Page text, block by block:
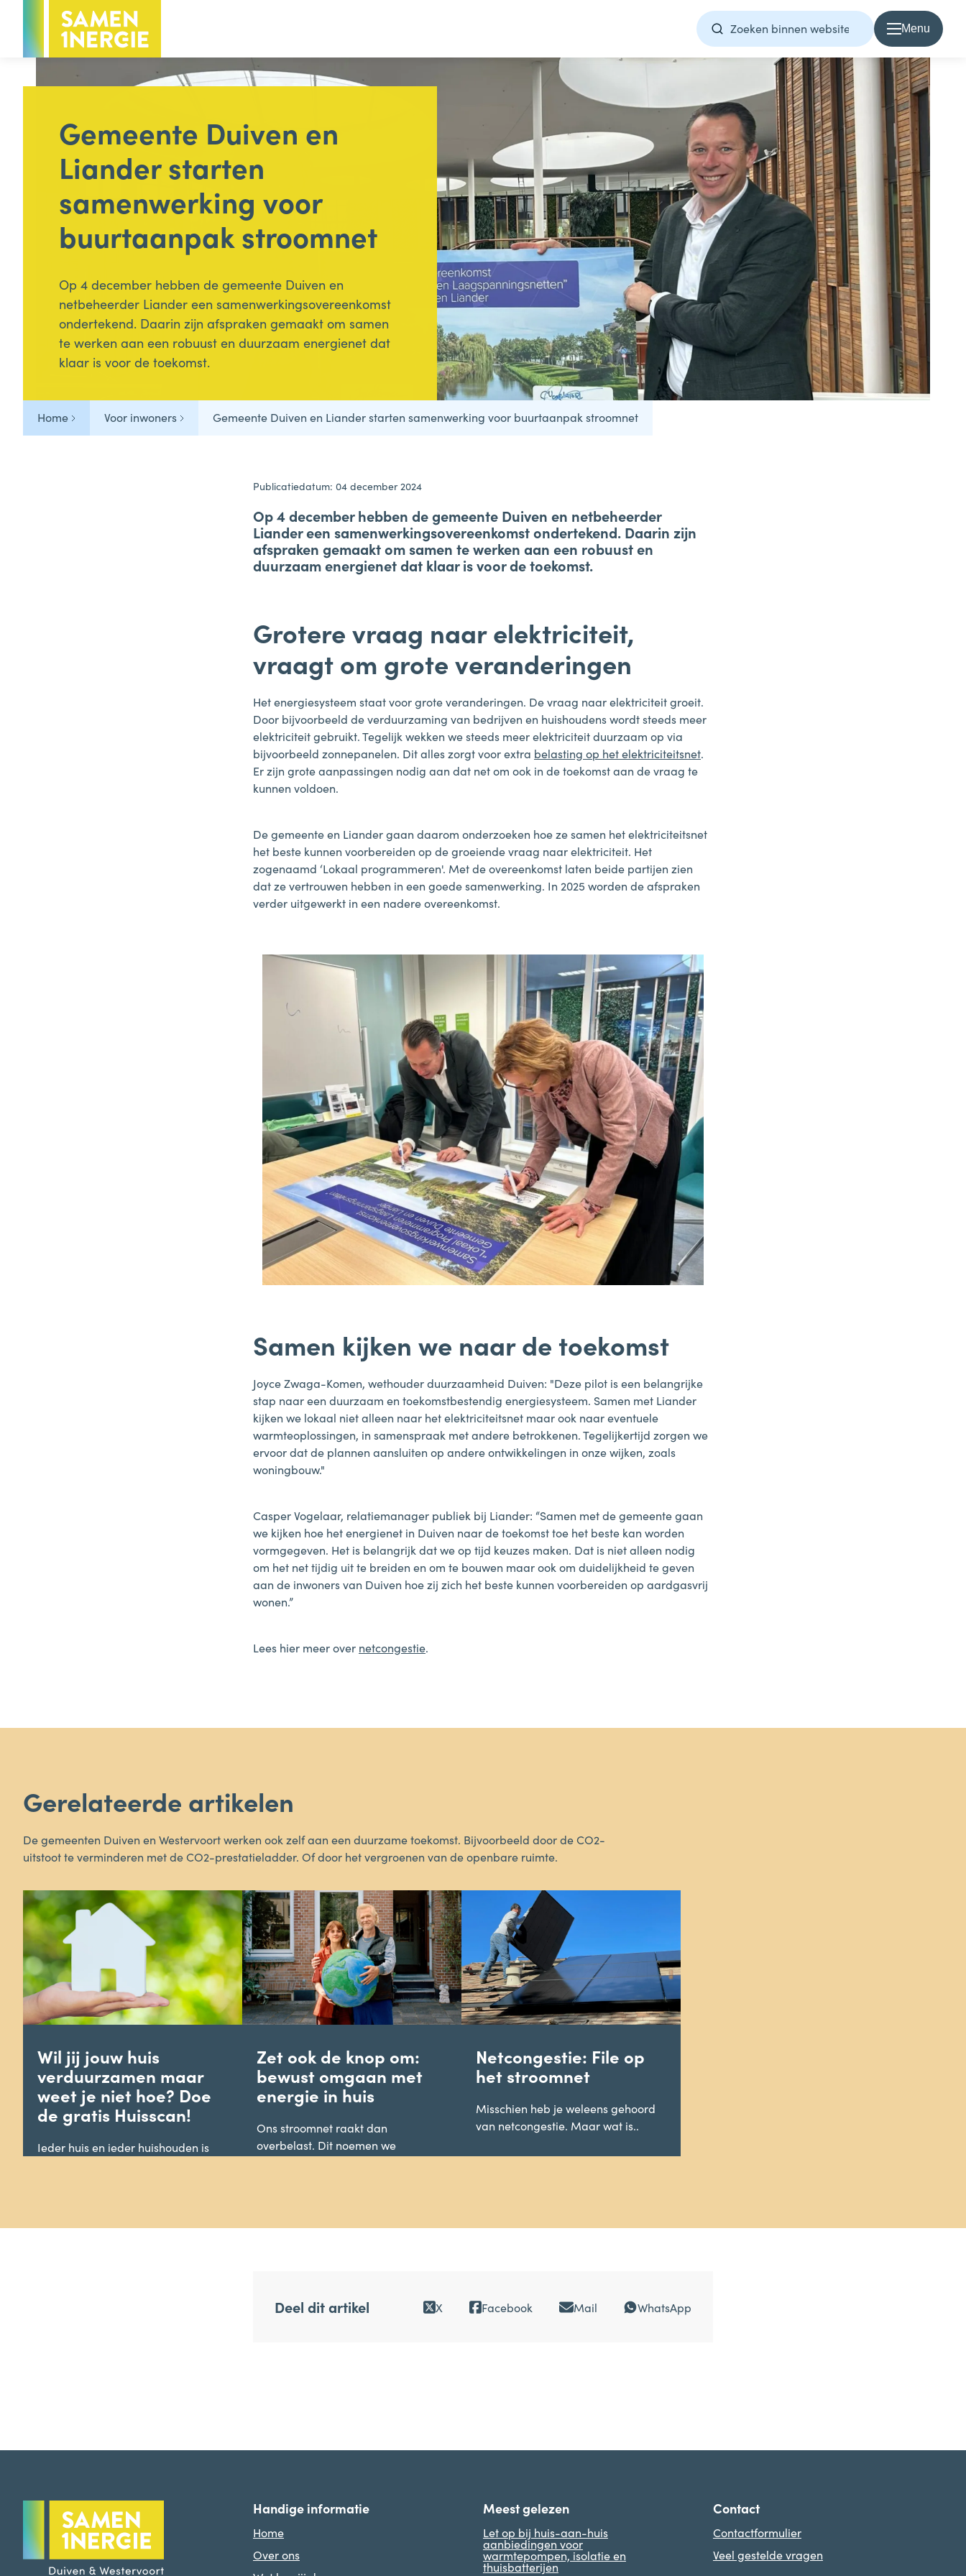
Menu
Voor inwoners
Hoofdthema
Voor inwoners
Energie
Groen & water
Minder afval
Handige info voor inwoners
Subsidies
Veelgestelde vragen
Tips & Tricks
Voor bedrijven
Over Samen1Nergie
Over Samen1Nergie
Artikelen
Projecten
Contact
Home
Direct contact
(088) 695 3000
samen1nergie@1stroom.nl
Gemeente Duiven en
Liander starten
samenwerking voor
buurtaanpak stroomnet
Op 4 december hebben de gemeente Duiven en
netbeheerder Liander een samenwerkingsovereenkomst
ondertekend. Daarin zijn afspraken gemaakt om samen
te werken aan een robuust en duurzaam energienet dat
klaar is voor de toekomst.
Home Voor inwoners Gemeente Duiven en Liander starten samenwerking voor buurtaanpak stroomnet
Publicatiedatum: 04 december 2024
Op 4 december hebben de gemeente Duiven en netbeheerder
Liander een samenwerkingsovereenkomst ondertekend. Daarin zijn
afspraken gemaakt om samen te werken aan een robuust en
duurzaam energienet dat klaar is voor de toekomst.
Grotere vraag naar elektriciteit,
vraagt om grote veranderingen
Het energiesysteem staat voor grote veranderingen. De vraag naar elektriciteit groeit.
Door bijvoorbeeld de verduurzaming van bedrijven en huishoudens wordt steeds meer
elektriciteit gebruikt. Tegelijk wekken we steeds meer elektriciteit duurzaam op via
bijvoorbeeld zonnepanelen. Dit alles zorgt voor extra belasting op het elektriciteitsnet.
Er zijn grote aanpassingen nodig aan dat net om ook in de toekomst aan de vraag te
kunnen voldoen.
De gemeente en Liander gaan daarom onderzoeken hoe ze samen het elektriciteitsnet
het beste kunnen voorbereiden op de groeiende vraag naar elektriciteit. Het
zogenaamd ‘Lokaal programmeren'. Met de overeenkomst laten beide partijen zien
dat ze vertrouwen hebben in een goede samenwerking. In 2025 worden de afspraken
verder uitgewerkt in een nadere overeenkomst.
Samen kijken we naar de toekomst
Joyce Zwaga-Komen, wethouder duurzaamheid Duiven: "Deze pilot is een belangrijke
stap naar een duurzaam en toekomstbestendig energiesysteem. Samen met Liander
kijken we lokaal niet alleen naar het elektriciteitsnet maar ook naar eventuele
warmteoplossingen, in samenspraak met andere betrokkenen. Tegelijkertijd zorgen we
ervoor dat de plannen aansluiten op andere ontwikkelingen in onze wijken, zoals
woningbouw."
Casper Vogelaar, relatiemanager publiek bij Liander: “Samen met de gemeente gaan
we kijken hoe het energienet in Duiven naar de toekomst toe het beste kan worden
vormgegeven. Het is belangrijk dat we op tijd keuzes maken. Dat is niet alleen nodig
om het net tijdig uit te breiden en om te bouwen maar ook om duidelijkheid te geven
aan de inwoners van Duiven hoe zij zich het beste kunnen voorbereiden op aardgasvrij
wonen.”
Lees hier meer over netcongestie.
Gerelateerde artikelen
De gemeenten Duiven en Westervoort werken ook zelf aan een duurzame toekomst. Bijvoorbeeld door de CO2-
uitstoot te verminderen met de CO2-prestatieladder. Of door het vergroenen van de openbare ruimte.
Wil jij jouw huis
verduurzamen maar
weet je niet hoe? Doe
de gratis Huisscan!
Ieder huis en ieder huishouden is
Zet ook de knop om:
bewust omgaan met
energie in huis
Ons stroomnet raakt dan
overbelast. Dit noemen we
Netcongestie: File op
het stroomnet
Misschien heb je weleens gehoord
van netcongestie. Maar wat is..
Deel dit artikel X Facebook Mail WhatsApp
Handige informatie
Home
Over ons
Meest gelezen
Let op bij huis-aan-huis
aanbiedingen voor
warmtepompen, isolatie en
thuisbatterijen
Contact
Contactformulier
Veel gestelde vragen